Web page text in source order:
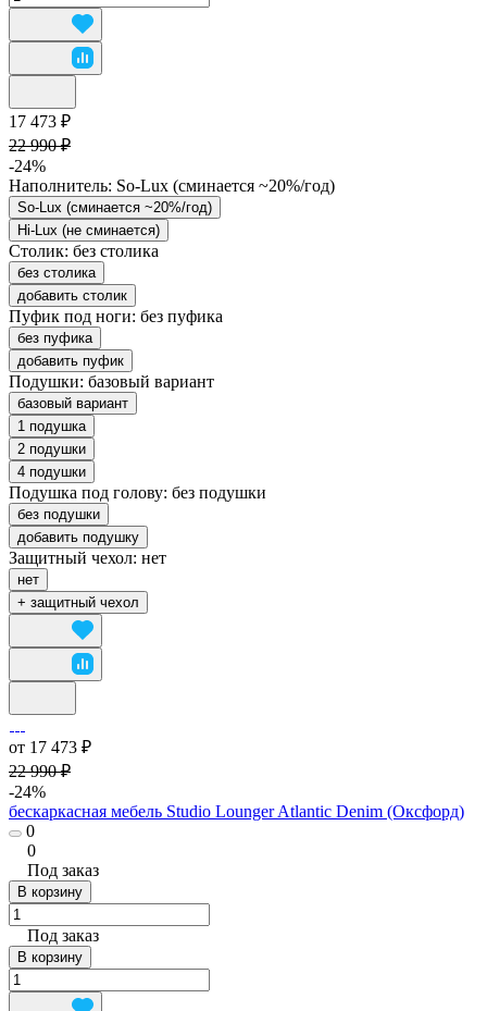
17 473 ₽
22 990 ₽
-24%
Наполнитель: So-Lux (cминается ~20%/год)
So-Lux (cминается ~20%/год)
Hi-Lux (не сминается)
Столик: без столика
без столика
добавить столик
Пуфик под ноги: без пуфика
без пуфика
добавить пуфик
Подушки: базовый вариант
базовый вариант
1 подушка
2 подушки
4 подушки
Подушка под голову: без подушки
без подушки
добавить подушку
Защитный чехол: нет
нет
+ защитный чехол
от 17 473 ₽
22 990 ₽
-24%
бескаркасная мебель Studio Lounger Atlantic Denim (Оксфорд)
0
0
Под заказ
В корзину
Под заказ
В корзину